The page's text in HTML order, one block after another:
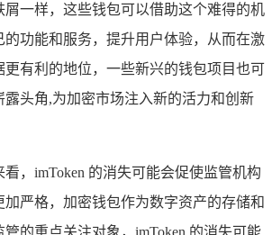
屑一样，这些钱包可以借助这个难得的机
的功能和服务，提升用户体验，从而在激
更有利的地位，一些新兴的钱包项目也可
露头角,为加密市场注入新的活力和创新
看，imToken 的消失可能会促使监管机构
加严格，加密钱包作为数字资产的存储和
的重点关注对象，imToken 的消失可能